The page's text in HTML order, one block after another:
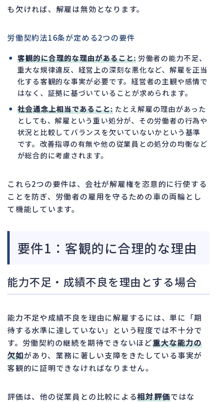
も欠ければ、解雇は無効となります。
労働契約法16条が定める2つの要件
客観的に合理的な理由があること: 労働者の能力不足、
重大な規律違反、経営上の深刻な悪化など、解雇を正当
化する客観的な事実が必要です。経営者の主観や感情で
はなく、証拠に基づいていることが求められます。
社会通念上相当であること:たとえ解雇の理由があった
としても、解雇という重い処分が、その労働者の行為や
状況と比較してバランスを欠いていないかという基準
です。改善指導の有無や他の従業員との処分の均衡など
が総合的に考慮されます。
これら2つの要件は、会社が解雇権を恣意的に行使する
ことを防ぎ、労働者の雇用を守るための車の両輪とし
て機能しています。
要件1：客観的に合理的な理由
能力不足・成績不良を理由とする場合
能力不足や成績不良を理由に解雇するには、単に「期
待する水準に達していない」という程度では不十分で
す。労働契約の継続を期待できないほど重大な能力の
欠如があり、業務に著しい支障をきたしている事実が
客観的に証明できなければなりません。
評価は、他の従業員との比較による相対評価ではな